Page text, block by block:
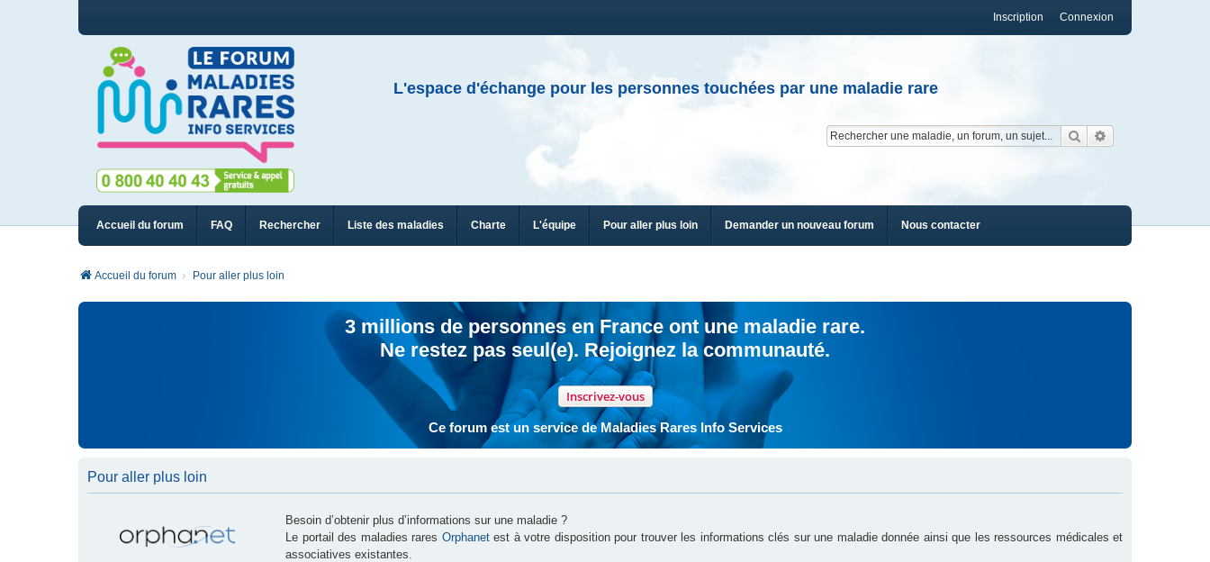
Connexion
Inscription
L'espace d'échange pour les personnes touchées par une maladie rare
Rechercher
Accueil du forum FAQ Rechercher Liste des maladies Charte L'équipe Pour aller plus loin Demander un nouveau forum Nous contacter
Accueil du forum Pour aller plus loin
3 millions de personnes en France ont une maladie rare.
Ne restez pas seul(e). Rejoignez la communauté.
Inscrivez-vous
Ce forum est un service de Maladies Rares Info Services
Pour aller plus loin
Besoin d’obtenir plus d’informations sur une maladie ?
Le portail des maladies rares Orphanetest à votre disposition pour trouver les informations clés sur une maladie donnée ainsi que les ressources médicales et
associatives existantes.